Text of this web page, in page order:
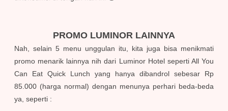
PROMO LUMINOR LAINNYA
Nah, selain 5 menu unggulan itu, kita juga bisa menikmati
promo menarik lainnya nih dari Luminor Hotel seperti All You
Can Eat Quick Lunch yang hanya dibandrol sebesar Rp
85.000 (harga normal) dengan menunya perhari beda-beda
ya, seperti :